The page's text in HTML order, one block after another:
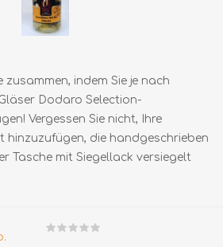
zusammen, indem Sie je nach
Dodaro Selection-
Vergessen Sie nicht, Ihre
hinzuzufügen, die handgeschrieben
Tasche mit Siegellack versiegelt